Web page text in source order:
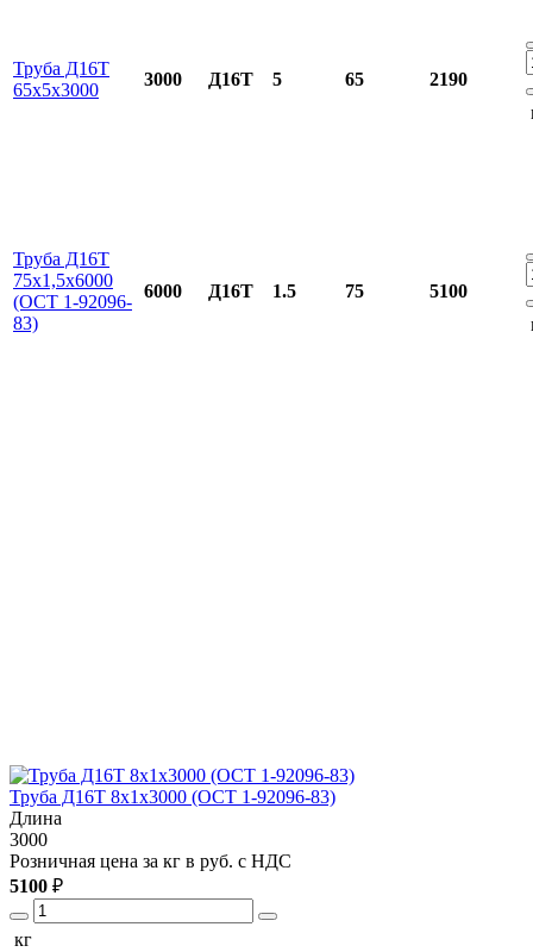
Труба Д16Т
65х5х3000
3000 Д16Т 5 65
2190
Труба Д16Т
75х1,5х6000
(ОСТ 1-92096-
83)
6000 Д16Т 1.5 75
5100
Труба Д16Т 8х1х3000 (ОСТ 1-92096-83)
Длина
3000
Розничная цена за кг в руб. с НДС
5100 ₽
кг